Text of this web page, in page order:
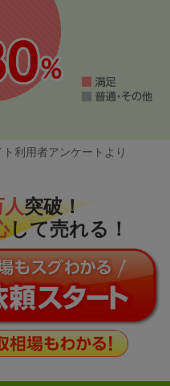
利用者アンケートより
人突破！
して売れる！